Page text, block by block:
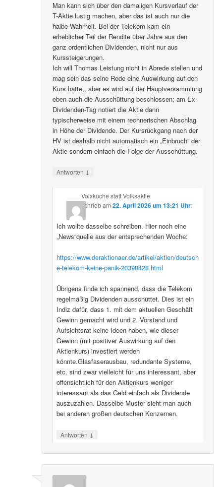
Man kann sich über den damaligen Kursverlauf der
T-Aktie lustig machen, aber das ist auch nur die
halbe Wahrheit. Bei der Telekom kam ein
erheblicher Teil der Rendite über Jahre aus den
ganz ordentlichen Dividenden, nicht nur aus
Kurssteigerungen.
Ich will Thomas Leistung nicht in Abrede stellen und
mag sein das seine Rede eine Auswirkung auf den
Kurs hatte,, aber es wird auf der Hauptversammlung
eben auch die Ausschüttung beschlossen; am Ex-
Dividenden-Tag notiert die Aktie dann
typischerweise mit einem rechnerischen Abschlag
in Höhe der Dividende. Der Kursrückgang nach der
HV ist deshalb nicht automatisch ein „Einbruch“ der
Aktie sondern einfach die Folge der Ausschüttung.
Antworten ↓
Volxküche statt Volksaktie
schriebam 22. April 2026 um 13:21 Uhr:
Ich wollte dasselbe schreiben. Hier noch eine
„News“quelle aus der entsprechenden Woche:
https://www.deraktionaer.de/artikel/aktien/deutsch
e-telekom-keine-panik-20398428.html
Übrigens finde ich spannend, dass die Telekom
regelmäßig Dividenden ausschüttet. Dies ist ein
Indiz dafür, dass 1. mit dem aktuellen Geschäft
Gewinn gemacht wird und 2. Vorstand und
Aufsichtsrat keine Ideen haben, wie dieser
Gewinn (mit positiver Auswirkung auf den
Aktienkurs) investiert werden
könnte.Glasfaserausbau, redundante Systeme,
etc, sind zwar vielleicht für uns interessant, aber
offensichtlich für den Aktienkurs weniger
interessant als das Geld einfach als Dividende
auszuzahlen. Dasselbe Muster sieht man auch
bei anderen großen deutschen Konzernen.
Antworten ↓